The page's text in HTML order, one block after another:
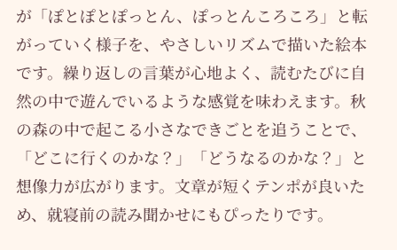
が「ぽとぽとぽっとん、ぽっとんころころ」と転
がっていく様子を、やさしいリズムで描いた絵本
です。繰り返しの言葉が心地よく、読むたびに自
然の中で遊んでいるような感覚を味わえます。秋
の森の中で起こる小さなできごとを追うことで、
「どこに行くのかな？」「どうなるのかな？」と
想像力が広がります。文章が短くテンポが良いた
め、就寝前の読み聞かせにもぴったりです。